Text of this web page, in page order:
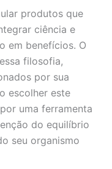
produtos que
ciência e
em benefícios. O
filosofia,
por sua
escolher este
uma ferramenta
do equilíbrio
seu organismo